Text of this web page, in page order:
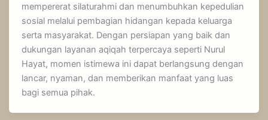
mempererat silaturahmi dan menumbuhkan kepedulian
sosial melalui pembagian hidangan kepada keluarga
serta masyarakat. Dengan persiapan yang baik dan
dukungan layanan aqiqah terpercaya seperti Nurul
Hayat, momen istimewa ini dapat berlangsung dengan
lancar, nyaman, dan memberikan manfaat yang luas
bagi semua pihak.